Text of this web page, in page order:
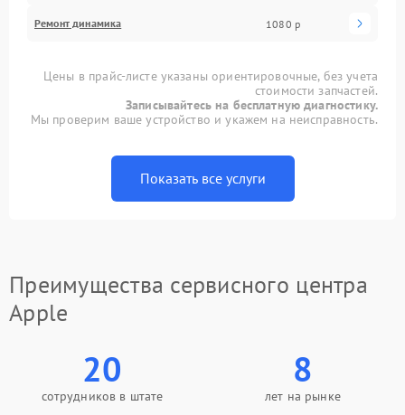
Ремонт динамика 1080 р
Цены в прайс-листе указаны ориентировочные, без учета
стоимости запчастей.
Записывайтесь на бесплатную диагностику.
Мы проверим ваше устройство и укажем на неисправность.
Показать все услуги
Преимущества сервисного центра
Apple
20
сотрудников в штате
8
лет на рынке